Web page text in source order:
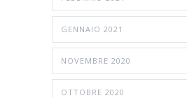
GENNAIO 2021
NOVEMBRE 2020
OTTOBRE 2020